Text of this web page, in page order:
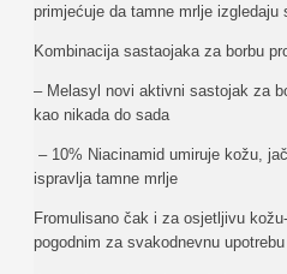
primjećuje da tamne mrlje izgledaju
Kombinacija sastaojaka za borbu
– Melasyl novi aktivni sastojak za
kao nikada do sada
– 10% Niacinamid umiruje kožu,
ispravlja tamne mrlje
Fromulisano čak i za osjetljivu
pogodnim za svakodnevnu